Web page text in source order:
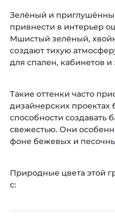
Зелёный и
привнести в интерьер
Мшистый зелёный,
создают тихую
для спален, кабинетов и
Такие оттенки часто
дизайнерских проектах
способности создавать
свежестью. Они
фоне бежевых и
Природные цвета этой
с: